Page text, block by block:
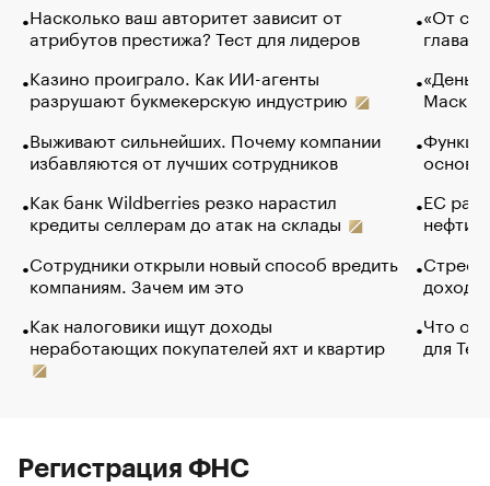
Насколько ваш авторитет зависит от
атрибутов престижа? Тест для лидеров
Казино проиграло. Как ИИ-агенты
разрушают букмекерскую индустрию
Выживают сильнейших. Почему компании
избавляются от лучших сотрудников
Как банк Wildberries резко нарастил
кредиты селлерам до атак на склады
Сотрудники открыли новый способ вредить
компаниям. Зачем им это
Как налоговики ищут доходы
неработающих покупателей яхт и квартир
«От
глава
Маск в
основ
ЕС
нефти
Что
для
Регистрация ФНС